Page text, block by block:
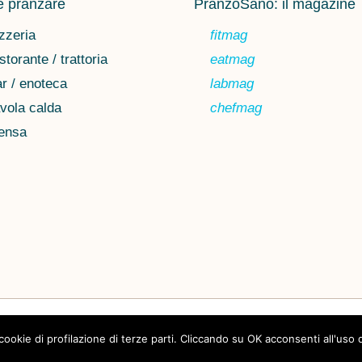
pranzare
/ trattoria
/ enoteca
calda
PranzoSano: il magazine
fitmag
eatmag
labmag
chefmag
Chi siamo Privacy
di profilazione di terze parti. Cliccando su OK acconsenti all'uso